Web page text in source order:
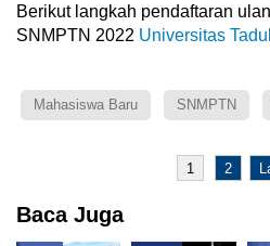
Berikut langkah pendaftaran
SNMPTN 2022 Universitas
Mahasiswa Baru SNMPTN
1 2
Baca Juga